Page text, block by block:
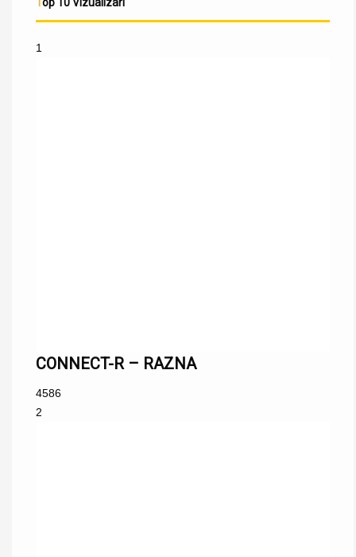
1
CONNECT-R – RAZNA
4586
2